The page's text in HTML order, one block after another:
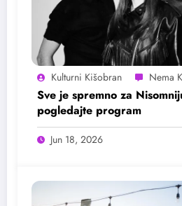
Kulturni Kišobran
Sve je spremno za
pogledajte program
Jun 18, 2026